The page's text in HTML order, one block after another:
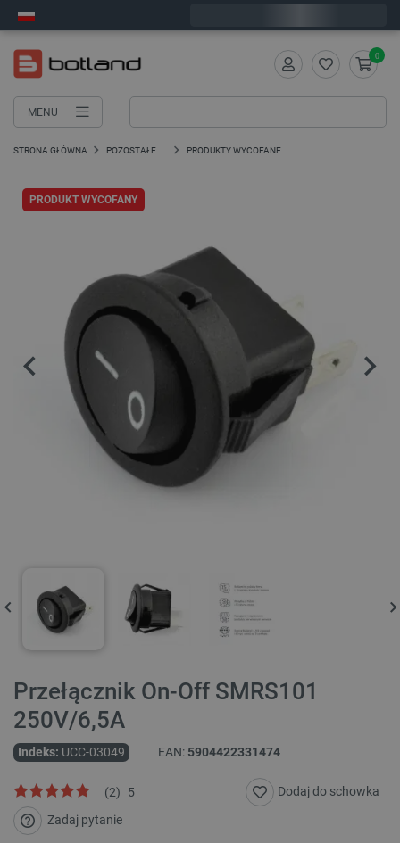
MENU
0
STRONA GŁÓWNA POZOSTAŁE PRODUKTY WYCOFANE
PRODUKT WYCOFANY
Przełącznik On-Off SMRS101
250V/6,5A
Indeks: UCC-03049 EAN: 5904422331474
5
(2)
Zadaj pytanie
Dodaj do schowka